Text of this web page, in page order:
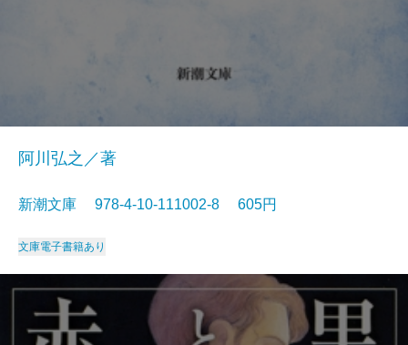
阿川弘之／著
新潮文庫 978-4-10-111002-8 605円
文庫電子書籍あり